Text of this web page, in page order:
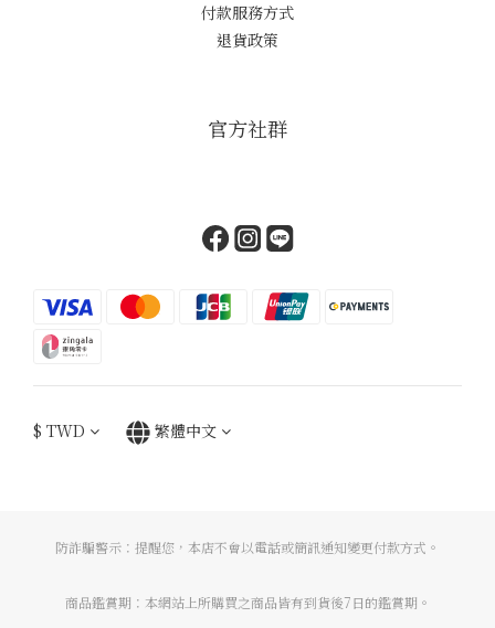
付款服務方式
退貨政策
官方社群
$ TWD 繁體中文
防詐騙警示：提醒您，本店不會以電話或簡訊通知變更付款方式。
商品鑑賞期：本網站上所購買之商品皆有到貨後7日的鑑賞期。